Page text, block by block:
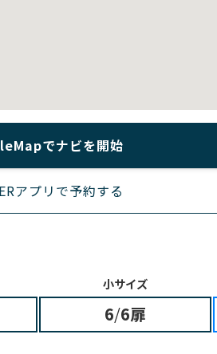
でナビを開始
アプリで予約する
小サイズ
6/6扉